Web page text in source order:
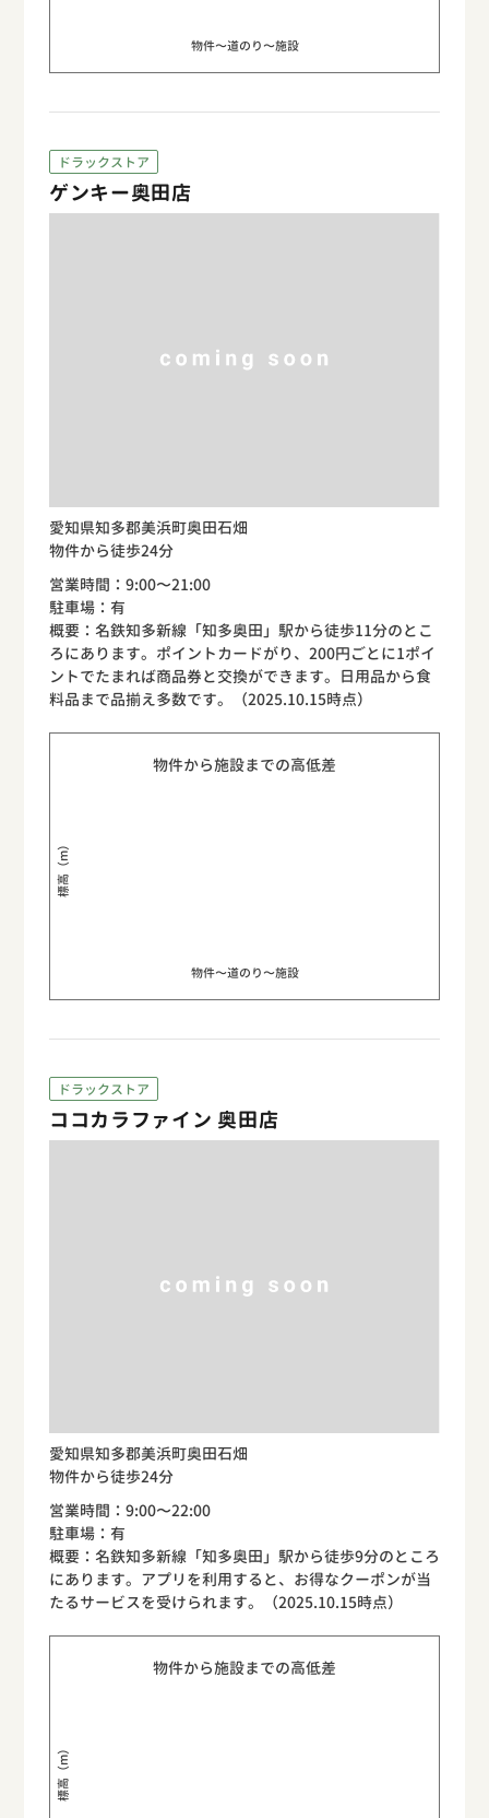
物件〜道のり〜施設
ドラックストア
ゲンキー奥田店
愛知県知多郡美浜町奥田石畑
物件から徒歩24分
営業時間：9:00〜21:00
駐車場：有
概要：名鉄知多新線「知多奥田」駅から徒歩11分のとこ
ろにあります。ポイントカードがり、200円ごとに1ポイ
ントでたまれば商品券と交換ができます。日用品から食
料品まで品揃え多数です。（2025.10.15時点）
物件から施設までの高低差
標高（m）
物件〜道のり〜施設
ドラックストア
ココカラファイン 奥田店
愛知県知多郡美浜町奥田石畑
物件から徒歩24分
営業時間：9:00〜22:00
駐車場：有
概要：名鉄知多新線「知多奥田」駅から徒歩9分のところ
にあります。アプリを利用すると、お得なクーポンが当
たるサービスを受けられます。（2025.10.15時点）
物件から施設までの高低差
標高（m）